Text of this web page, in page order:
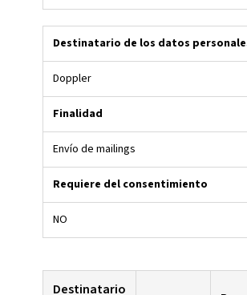
Destinatario de los datos
Doppler
Finalidad
Envío de mailings
Requiere del consentimiento
NO
Destinatario